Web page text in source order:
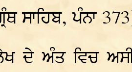
ਸਾਹਿਬ, ਪੰਨਾ
ਦੇ ਅੰਤ ਵਿਚ